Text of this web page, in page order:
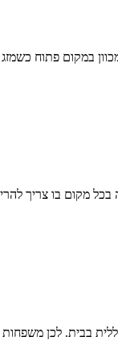
במקום פתוח
מקום בו צריך
בבית. לכן